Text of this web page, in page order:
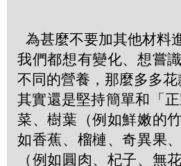
為甚麼不要加其他材料
我們都想有變化、想嘗
不同的營養，那麼多多花
其實還是堅持簡單和「
菜、樹葉（例如鮮嫩的
如香蕉、榴槤、奇異果
（例如圓肉、杞子、無